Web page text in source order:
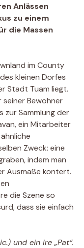
Anlässen
zu einem
die Massen
im County
kleinen Dorfes
Stadt Tuam liegt.
Bewohner
zur Sammlung der
ein Mitarbeiter
Zweck: eine
indem man
Ausmaße kontert.
die Szene so
dass sie einfach
und ein Ire „Pat“.